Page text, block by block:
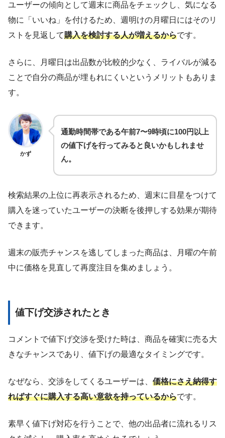
ユーザーの傾向として週末に商品をチェックし、気になる
物に「いいね」を付けるため、週明けの月曜日にはそのリ
ストを見返して購入を検討する人が増えるからです。
さらに、月曜日は出品数が比較的少なく、ライバルが減る
ことで自分の商品が埋もれにくいというメリットもありま
す。
かず
通勤時間帯である午前7〜9時頃に100円以上
の値下げを行ってみると良いかもしれませ
ん。
検索結果の上位に再表示されるため、週末に目星をつけて
購入を迷っていたユーザーの決断を後押しする効果が期待
できます。
週末の販売チャンスを逃してしまった商品は、月曜の午前
中に価格を見直して再度注目を集めましょう。
値下げ交渉されたとき
コメントで値下げ交渉を受けた時は、商品を確実に売る大
きなチャンスであり、値下げの最適なタイミングです。
なぜなら、交渉をしてくるユーザーは、 価格にさえ納得す
ればすぐに購入する高い意欲を持っているからです。
素早く値下げ対応を行うことで、他の出品者に流れるリス